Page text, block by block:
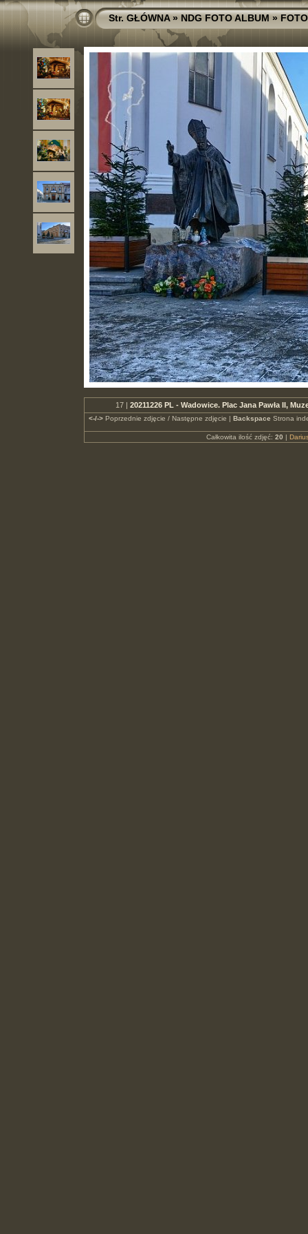
Str. GŁÓWNA»NDG FOTO ALBUM»
17 | 20211226 PL - Wadowice. Plac Jana Pawła II,
<-/->Poprzednie zdjęcie / Następne zdjęcie | Backspace Strona
Całkowita ilość zdjęć: 20 |